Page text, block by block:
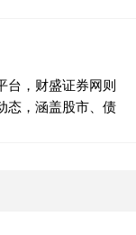
台，财盛证券网则
态，涵盖股市、债